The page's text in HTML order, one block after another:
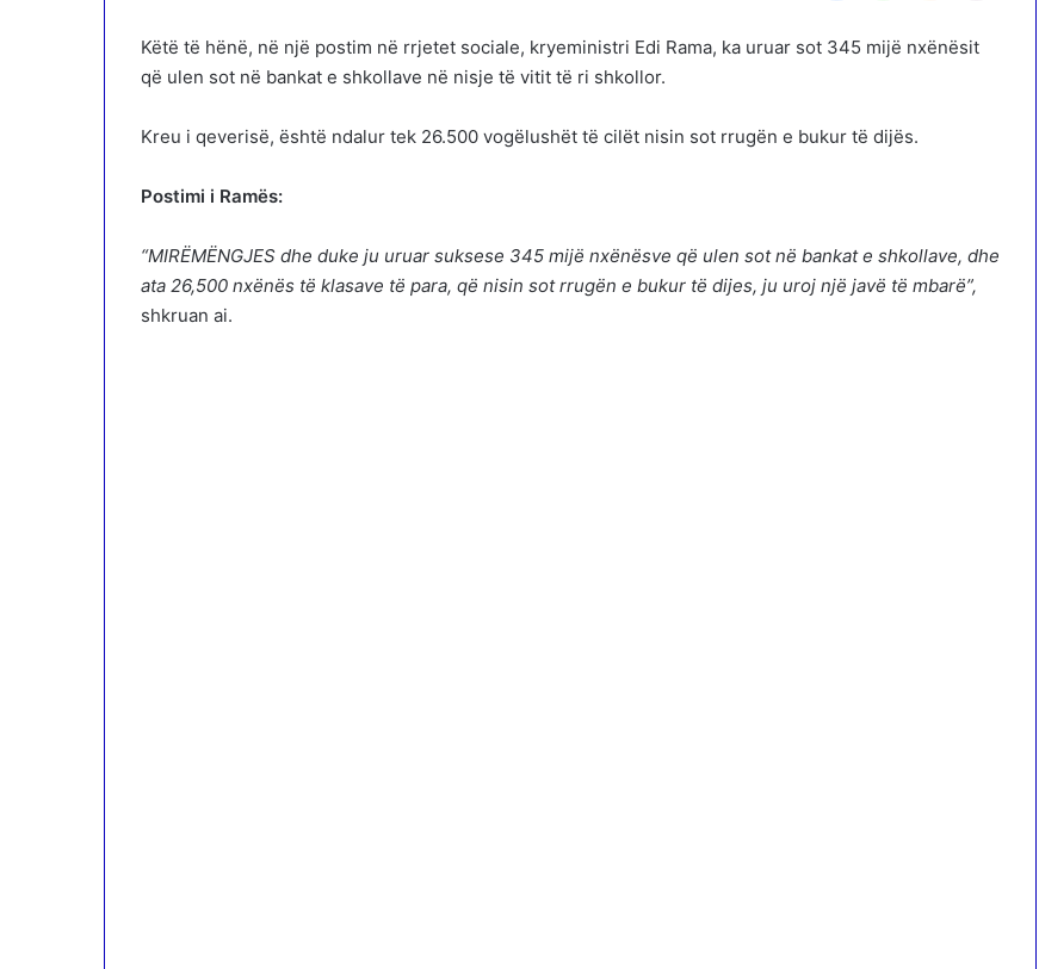
Këtë të hënë, në një postim në rrjetet sociale, kryeministri Edi Rama, ka uruar sot 345 mijë nxënësit
që ulen sot në bankat e shkollave në nisje të vitit të ri shkollor.
Kreu i qeverisë, është ndalur tek 26.500 vogëlushët të cilët nisin sot rrugën e bukur të dijës.
Postimi i Ramës:
“MIRËMËNGJES dhe duke ju uruar suksese 345 mijë nxënësve që ulen sot në bankat e shkollave, dhe
ata 26,500 nxënës të klasave të para, që nisin sot rrugën e bukur të dijes, ju uroj një javë të mbarë”,
shkruan ai.